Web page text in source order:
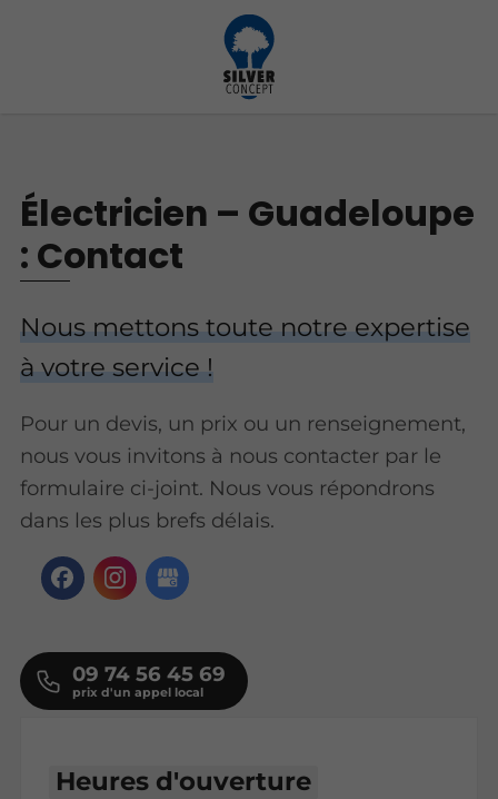
Électricien – Guadeloupe
: Contact
Nous mettons toute notre expertise
à votre service !
Pour un devis, un prix ou un renseignement,
nous vous invitons à nous contacter par le
formulaire ci-joint. Nous vous répondrons
dans les plus brefs délais.
09 74 56 45 69
Heures d'ouverture